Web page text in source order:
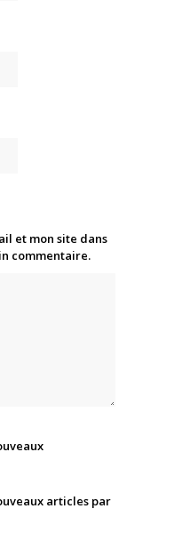
et mon site dans
commentaire.
articles par